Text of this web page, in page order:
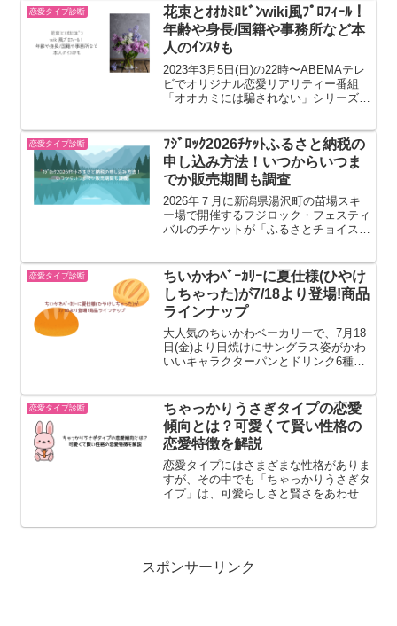
プです。そのため復縁は努力や説得とい
うより、空気感の再接続...
恋愛タイプ診断
花束とｵｵｶﾐﾛﾋﾞﾝwiki風ﾌﾟﾛﾌｨｰﾙ！
年齢や身長/国籍や事務所など本
人のｲﾝｽﾀも
2023年3月5日(日)の22時〜ABEMAテレ
ビでオリジナル恋愛リアリティー番組
「オオカミには騙されない」シリーズの
ね♪この記事では花束とｵｵｶﾐﾛﾋﾞﾝ年齢や
身長/...
恋愛タイプ診断
ﾌｼﾞﾛｯｸ2026ﾁｹｯﾄふるさと納税の
申し込み方法！いつからいつま
でか販売期間も調査
2026年７月に新潟県湯沢町の苗場スキ
ー場で開催するフジロック・フェスティ
バルのチケットが「ふるさとチョイス」
の品のフジロックチケットの種類は、
2025年は23種類でし...
恋愛タイプ診断
ちいかわﾍﾞｰｶﾘｰに夏仕様(ひやけ
しちゃった)が7/18より登場!商品
ラインナップ
大人気のちいかわベーカリーで、7月18
日(金)より日焼けにサングラス姿がかわ
いいキャラクターパンとドリンク6種が
ンナップなどについてまとめてみまし
た。ちいかわベーカリ...
恋愛タイプ診断
ちゃっかりうさぎタイプの恋愛
傾向とは？可愛くて賢い性格の
恋愛特徴を解説
恋愛タイプにはさまざまな性格がありま
すが、その中でも「ちゃっかりうさぎタ
イプ」は、可愛らしさと賢さをあわせ持
スポンサーリンク